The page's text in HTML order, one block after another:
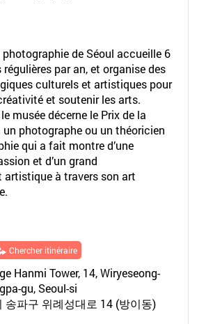
photographie de Séoul accueille 6
par an, et organise des
culturels et artistiques pour
et soutenir les arts.
musée décerne le Prix de la
photographe ou un théoricien
qui a fait montre d’une
et d’un grand
artistique à travers son art
Chercher itinéraire
Hanmi Tower, 14, Wiryeseong-
gu, Seoul-si
송파구 위례성대로 14 (방이동)